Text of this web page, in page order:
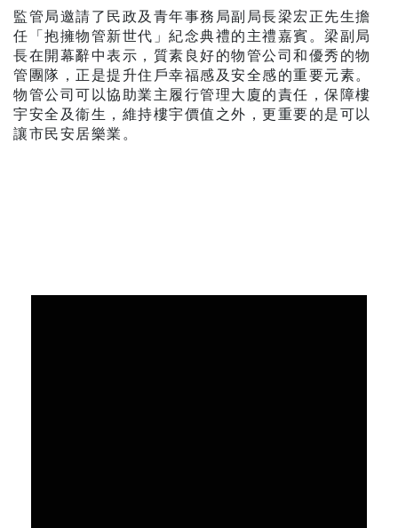
監管局邀請了民政及青年事務局副局長梁宏正先生擔
任「抱擁物管新世代」紀念典禮的主禮嘉賓。梁副局
長在開幕辭中表示，質素良好的物管公司和優秀的物
管團隊，正是提升住戶幸福感及安全感的重要元素。
物管公司可以協助業主履行管理大廈的責任，保障樓
宇安全及衞生，維持樓宇價值之外，更重要的是可以
讓市民安居樂業。